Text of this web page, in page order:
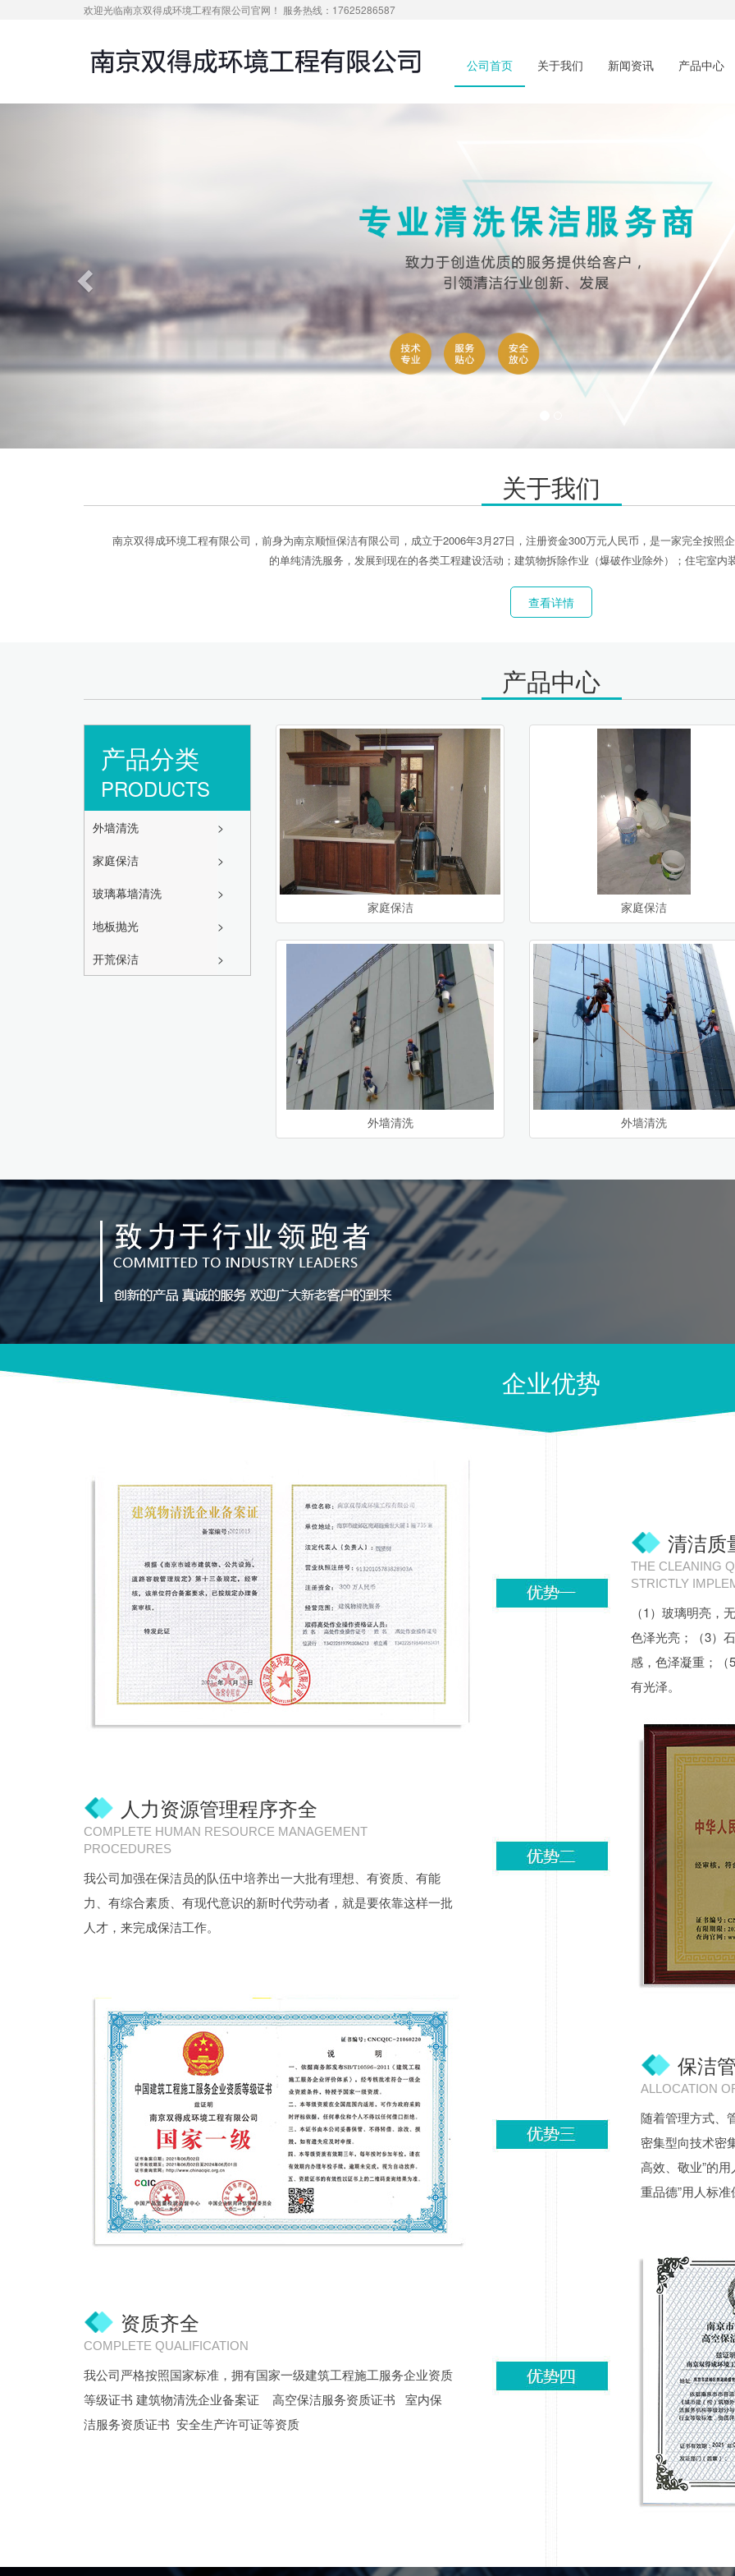
欢迎光临南京双得成环境工程有限公司官网！ 服务热线：17625286587
公司首页 关于我们 新闻资讯 产品中心
关于我们
南京双得成环境工程有限公司，前身为南京顺恒保洁有限公司，成立于2006年3月27日，注册资金300万元人民币，是一家完全按照
的单纯清洗服务，发展到现在的各类工程建设活动；建筑物拆除作业（爆破作业除外）；住宅室内
查看详情
产品中心
产品分类
PRODUCTS
外墙清洗
>
家庭保洁
>
玻璃幕墙清洗
>
地板抛光
>
开荒保洁
>
家庭保洁 家庭保洁
外墙清洗 外墙清洗
企业优势
清洁质
THE CLEANING
STRICTLY
（1）玻璃明亮，
色泽光亮；（3）
感，色泽凝重；（
有光泽。
人力资源管理程序齐全
COMPLETE HUMAN RESOURCE MANAGEMENT
PROCEDURES
我公司加强在保洁员的队伍中培养出一大批有理想、有资质、有能
力、有综合素质、有现代意识的新时代劳动者，就是要依靠这样一批
人才，来完成保洁工作。
保洁
ALLOCATION
随着管理方式、
密集型向技术密
高效、敬业”的
重品德”用人标
资质齐全
COMPLETE QUALIFICATION
我公司严格按照国家标准，拥有国家一级建筑工程施工服务企业资质
等级证书 建筑物清洗企业备案证 高空保洁服务资质证书 室内保
洁服务资质证书 安全生产许可证等资质